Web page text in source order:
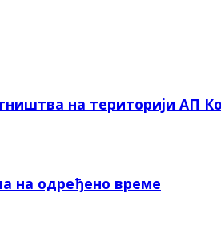
на територији АП
на одређено време